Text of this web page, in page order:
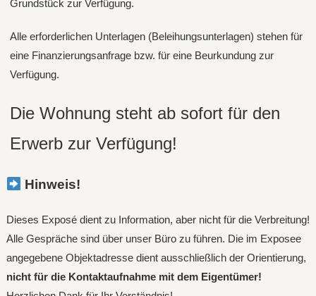
Grundstück zur Verfügung.
Alle erforderlichen Unterlagen (Beleihungsunterlagen) stehen für
eine Finanzierungsanfrage bzw. für eine Beurkundung zur
Verfügung.
Die Wohnung steht ab sofort für den
Erwerb zur Verfügung!
Hinweis!
Dieses Exposé dient zu Information, aber nicht für die Verbreitung!
Alle Gespräche sind über unser Büro zu führen. Die im Exposee
angegebene Objektadresse dient ausschließlich der Orientierung,
nicht für die Kontaktaufnahme mit dem Eigentümer!